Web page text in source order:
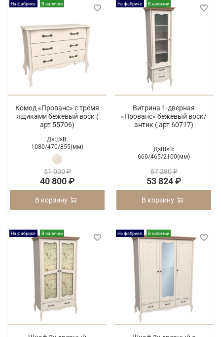
На фабрике В наличии
Комод «Прованс» с тремя
ящиками бежевый воск (
арт 55706)
Д×Ш×В:
1080/470/855(мм)
51 000 ₽
40 800 ₽
В корзину
На фабрике В наличии
Витрина 1-дверная
«Прованс» бежевый воск/
антик ( арт 60717)
Д×Ш×В:
660/465/2100(мм)
67 280 ₽
53 824 ₽
В корзину
На фабрике В наличии На фабрике В наличии